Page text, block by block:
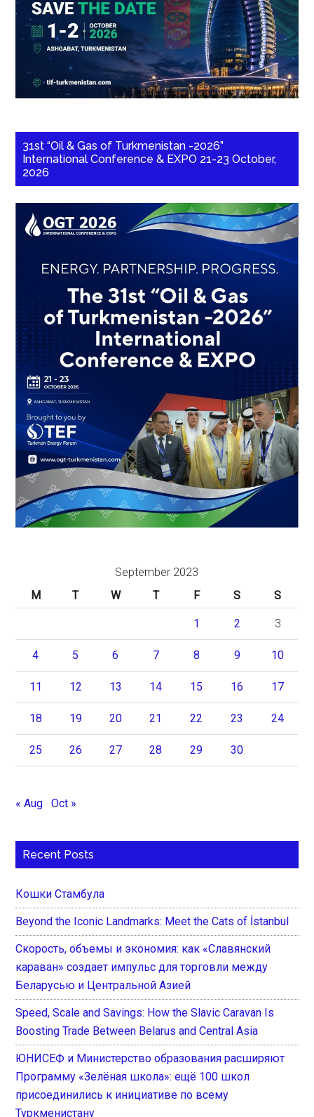
31st “Oil & Gas of Turkmenistan -2026”
International Conference & EXPO 21-23 October,
2026
September 2023
M
T W T F S S
1 2 3
4 5 6 7 8 9 10
11 12 13 14 15 16 17
18 19 20 21 22 23 24
25 26 27 28 29 30
« Aug Oct »
Recent Posts
Кошки Стамбула
Beyond the Iconic Landmarks: Meet the Cats of İstanbul
Скорость, объемы и экономия: как «Славянский
караван» создает импульс для торговли между
Беларусью и Центральной Азией
Speed, Scale and Savings: How the Slavic Caravan Is
Boosting Trade Between Belarus and Central Asia
ЮНИСЕФ и Министерство образования расширяют
Программу «Зелёная школа»: ещё 100 школ
присоединились к инициативе по всему
Туркменистану